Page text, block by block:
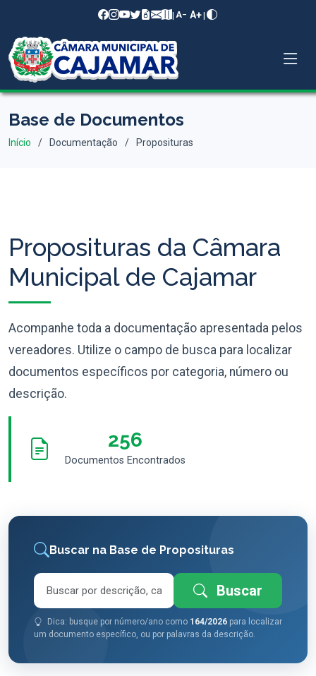
| A− A+|
Base de Documentos
Início Documentação Proposituras
Proposituras da Câmara
Municipal de Cajamar
Acompanhe toda a documentação apresentada pelos
vereadores. Utilize o campo de busca para localizar
documentos específicos por categoria, número ou
descrição.
256
Documentos Encontrados
Buscar na Base de Proposituras
Buscar
Dica: busque por número/ano como 164/2026 para localizar
um documento específico, ou por palavras da descrição.